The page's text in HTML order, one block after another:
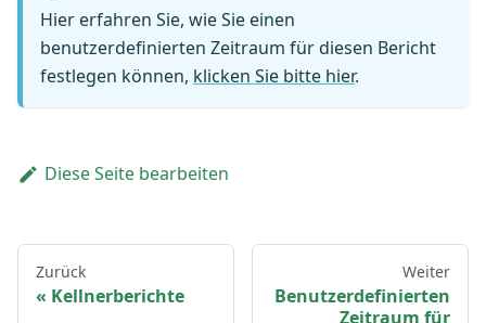
Hier erfahren Sie, wie Sie einen
benutzerdefinierten Zeitraum für diesen Bericht
festlegen können, klicken Sie bitte hier.
Diese Seite bearbeiten
Zurück
Kellnerberichte
Weiter
Benutzerdefinierten
Zeitraum für